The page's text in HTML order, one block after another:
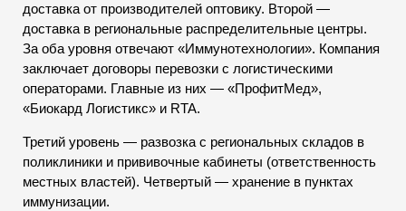
доставка от производителей оптовику. Второй —
доставка в региональные распределительные центры.
За оба уровня отвечают «Иммунотехнологии». Компания
заключает договоры перевозки с логистическими
операторами. Главные из них — «ПрофитМед»,
«Биокард Логистикс» и RTA.
Третий уровень — развозка с региональных складов в
поликлиники и прививочные кабинеты (ответственность
местных властей). Четвертый — хранение в пунктах
иммунизации.